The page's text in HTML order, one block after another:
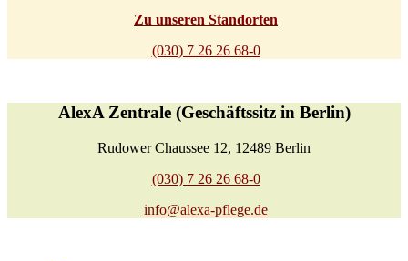
Zu unseren Standorten
(030) 7 26 26 68-0
AlexA Zentrale (Geschäftssitz in Berlin)
Rudower Chaussee 12, 12489 Berlin
(030) 7 26 26 68-0
info@alexa-pflege.de